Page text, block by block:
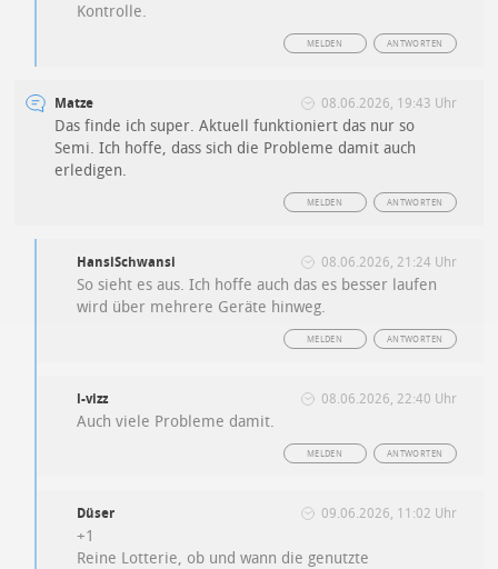
Kontrolle.
ANTWORTEN
MELDEN
Matze 08.06.2026, 19:43 Uhr
Das finde ich super. Aktuell funktioniert das nur so
Semi. Ich hoffe, dass sich die Probleme damit auch
erledigen.
ANTWORTEN
MELDEN
HansiSchwansi 08.06.2026, 21:24 Uhr
So sieht es aus. Ich hoffe auch das es besser laufen
wird über mehrere Geräte hinweg.
ANTWORTEN
MELDEN
l-vizz 08.06.2026, 22:40 Uhr
Auch viele Probleme damit.
ANTWORTEN
MELDEN
Düser 09.06.2026, 11:02 Uhr
+1
Reine Lotterie, ob und wann die genutzte